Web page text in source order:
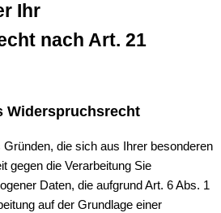
Ihr
nach Art. 21
Widerspruchsrecht
die sich aus Ihrer besonderen
gegen die Verarbeitung Sie
Daten, die aufgrund Art. 6 Abs. 1
auf der Grundlage einer